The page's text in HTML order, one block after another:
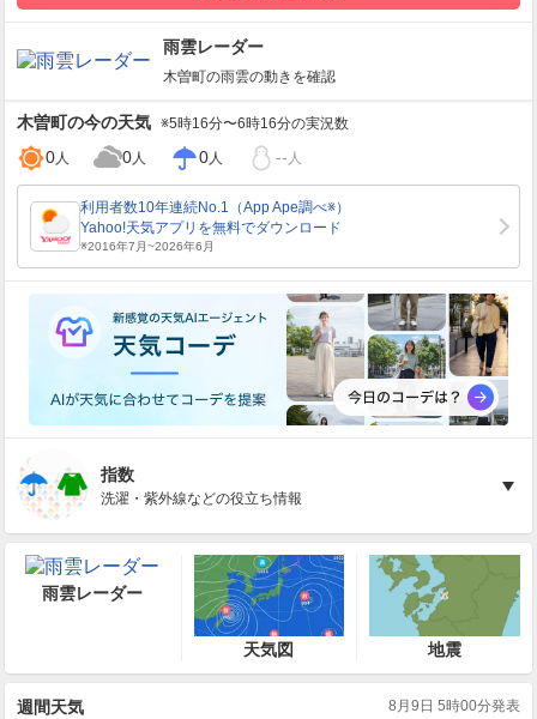
雨雲レーダー
木曽町の雨雲の動きを確認
木曽町の今の天気 ※5時16分〜6時16分の実況数
0人 0人 0人 -- 人
指数
洗濯・紫外線などの役立ち情報
雨雲レーダー
天気図 地震
週間天気 8月9日 5時00分発表